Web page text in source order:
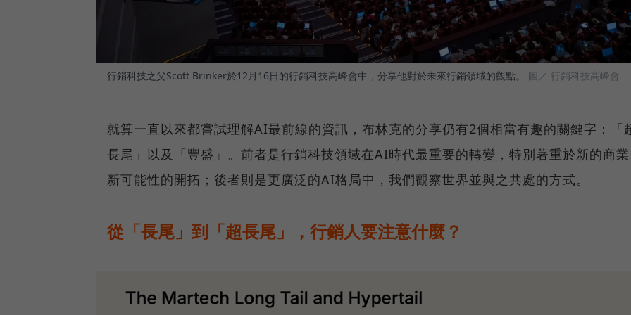
行銷科技之父Scott Brinker於12月16日的行銷科技高峰會中，分享他對於未來行銷領域的觀點。 圖／ 行銷科技高峰會
就算一直以來都嘗試理解AI最前線的資訊，布林克的分享仍有2個相當有趣的關鍵字：「
長尾」以及「豐盛」。前者是行銷科技領域在AI時代最重要的轉變，特別著重於新的商
新可能性的開拓；後者則是更廣泛的AI格局中，我們觀察世界並與之共處的方式。
從「長尾」到「超長尾」，行銷人要注意什麼？